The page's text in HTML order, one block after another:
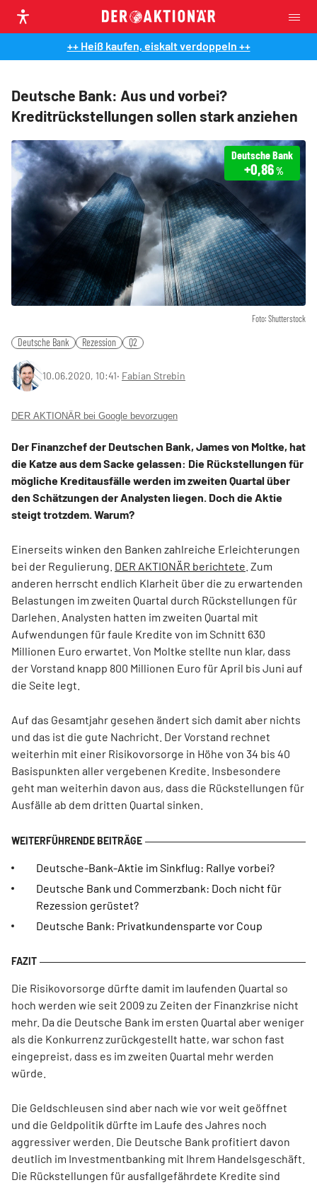
++ Heiß kaufen, eiskalt verdoppeln ++
Deutsche Bank: Aus und vorbei?
Kreditrückstellungen sollen stark anziehen
Foto: Shutterstock
Deutsche Bank
+0,86 %
Deutsche Bank Rezession Q2
10.06.2020, 10:41‧ Fabian Strebin
DER AKTIONÄR bei Google bevorzugen
Der Finanzchef der Deutschen Bank, James von Moltke, hat
die Katze aus dem Sacke gelassen: Die Rückstellungen für
mögliche Kreditausfälle werden im zweiten Quartal über
den Schätzungen der Analysten liegen. Doch die Aktie
steigt trotzdem. Warum?
Einerseits winken den Banken zahlreiche Erleichterungen
bei der Regulierung. DER AKTIONÄR berichtete . Zum
anderen herrscht endlich Klarheit über die zu erwartenden
Belastungen im zweiten Quartal durch Rückstellungen für
Darlehen. Analysten hatten im zweiten Quartal mit
Aufwendungen für faule Kredite von im Schnitt 630
Millionen Euro erwartet. Von Moltke stellte nun klar, dass
der Vorstand knapp 800 Millionen Euro für April bis Juni auf
die Seite legt.
Auf das Gesamtjahr gesehen ändert sich damit aber nichts
und das ist die gute Nachricht. Der Vorstand rechnet
weiterhin mit einer Risikovorsorge in Höhe von 34 bis 40
Basispunkten aller vergebenen Kredite. Insbesondere
geht man weiterhin davon aus, dass die Rückstellungen für
Ausfälle ab dem dritten Quartal sinken.
Deutsche-Bank-Aktie im Sinkflug: Rallye vorbei?
Deutsche Bank und Commerzbank: Doch nicht für
Rezession gerüstet?
Deutsche Bank: Privatkundensparte vor Coup
Die Risikovorsorge dürfte damit im laufenden Quartal so
hoch werden wie seit 2009 zu Zeiten der Finanzkrise nicht
mehr. Da die Deutsche Bank im ersten Quartal aber weniger
als die Konkurrenz zurückgestellt hatte, war schon fast
eingepreist, dass es im zweiten Quartal mehr werden
würde.
Die Geldschleusen sind aber nach wie vor weit geöffnet
und die Geldpolitik dürfte im Laufe des Jahres noch
aggressiver werden. Die Deutsche Bank profitiert davon
deutlich im Investmentbanking mit Ihrem Handelsgeschäft.
Die Rückstellungen für ausfallgefährdete Kredite sind